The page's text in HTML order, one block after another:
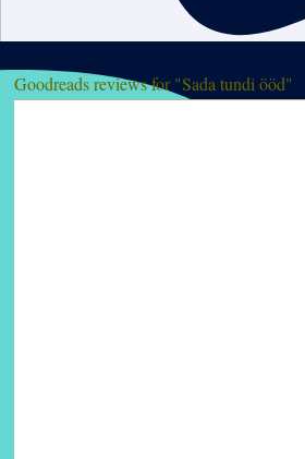
Goodreads reviews for "Sada tundi ööd"